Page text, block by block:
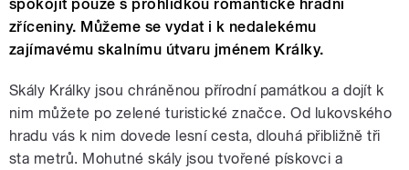
spokojit pouze s prohlídkou romantické hradní
zříceniny. Můžeme se vydat i k nedalekému
zajímavému skalnímu útvaru jménem Králky.
Skály Králky jsou chráněnou přírodní památkou a dojít k
nim můžete po zelené turistické značce. Od lukovského
hradu vás k nim dovede lesní cesta, dlouhá přibližně tři
sta metrů. Mohutné skály jsou tvořené pískovci a